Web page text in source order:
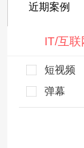
近期案例
IT/互联
短视频
弹幕